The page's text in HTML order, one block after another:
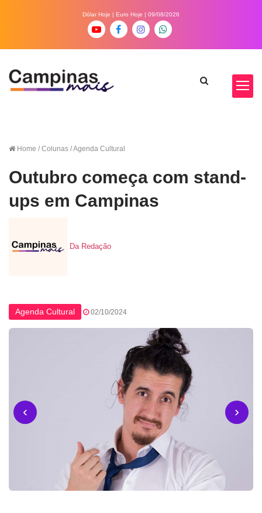
Dólar Hoje | Euro Hoje | 09/08/2026
Home / Colunas / Agenda Cultural
Outubro começa com stand-
ups em Campinas
Da Redação
Agenda Cultural 02/10/2024
‹ ›